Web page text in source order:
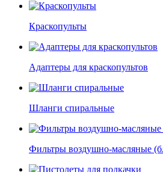
Краскопульты
Адаптеры для краскопультов
Шланги спиральные
Фильтры воздушно-масляные